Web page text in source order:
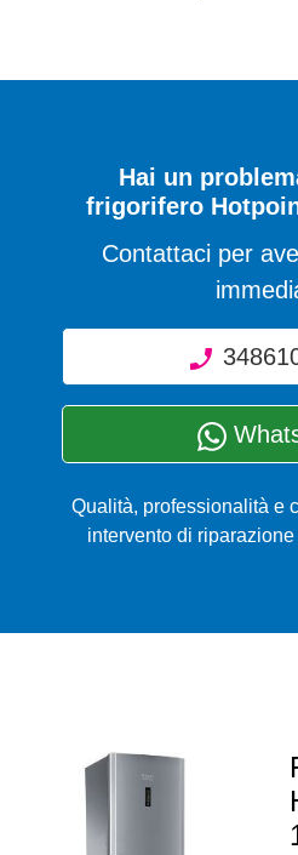
Hai un
frigorifero
Contattaci per
Qualità, professionalità e
intervento di